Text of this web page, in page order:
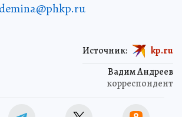
Вадим Андреев
корреспондент
Источник: kp.ru